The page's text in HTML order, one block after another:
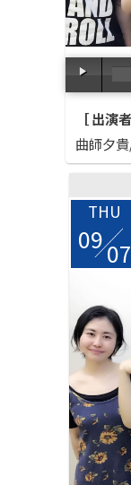
［ 出演者
曲師夕
THU
0907